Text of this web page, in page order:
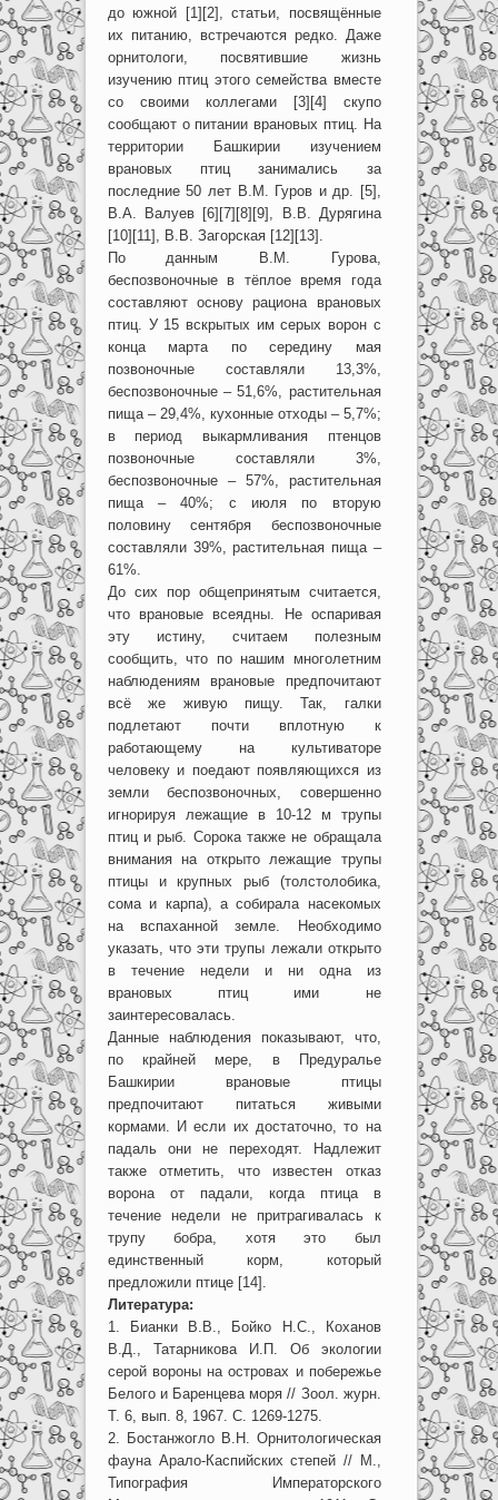
до южной [1][2], статьи, посвящённые
их питанию, встречаются редко. Даже
орнитологи, посвятившие жизнь
изучению птиц этого семейства вместе
со своими коллегами [3][4] скупо
сообщают о питании врановых птиц. На
территории Башкирии изучением
врановых птиц занимались за
последние 50 лет В.М. Гуров и др. [5],
В.А. Валуев [6][7][8][9], В.В. Дурягина
[10][11], В.В. Загорская [12][13].
По данным В.М. Гурова,
беспозвоночные в тёплое время года
составляют основу рациона врановых
птиц. У 15 вскрытых им серых ворон с
конца марта по середину мая
позвоночные составляли 13,3%,
беспозвоночные – 51,6%, растительная
пища – 29,4%, кухонные отходы – 5,7%;
в период выкармливания птенцов
позвоночные составляли 3%,
беспозвоночные – 57%, растительная
пища – 40%; с июля по вторую
половину сентября беспозвоночные
составляли 39%, растительная пища –
61%.
До сих пор общепринятым считается,
что врановые всеядны. Не оспаривая
эту истину, считаем полезным
сообщить, что по нашим многолетним
наблюдениям врановые предпочитают
всё же живую пищу. Так, галки
подлетают почти вплотную к
работающему на культиваторе
человеку и поедают появляющихся из
земли беспозвоночных, совершенно
игнорируя лежащие в 10-12 м трупы
птиц и рыб. Сорока также не обращала
внимания на открыто лежащие трупы
птицы и крупных рыб (толстолобика,
сома и карпа), а собирала насекомых
на вспаханной земле. Необходимо
указать, что эти трупы лежали открыто
в течение недели и ни одна из
врановых птиц ими не
заинтересовалась.
Данные наблюдения показывают, что,
по крайней мере, в Предуралье
Башкирии врановые птицы
предпочитают питаться живыми
кормами. И если их достаточно, то на
падаль они не переходят. Надлежит
также отметить, что известен отказ
ворона от падали, когда птица в
течение недели не притрагивалась к
трупу бобра, хотя это был
единственный корм, который
предложили птице [14].
Литература:
1. Бианки В.В., Бойко Н.С., Коханов
В.Д., Татарникова И.П. Об экологии
серой вороны на островах и побережье
Белого и Баренцева моря // Зоол. журн.
Т. 6, вып. 8, 1967. С. 1269-1275.
2. Бостанжогло В.Н. Орнитологическая
фауна Арало-Каспийских степей // М.,
Типография Императорского